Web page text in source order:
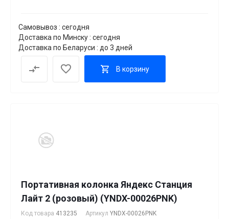
Самовывоз : сегодня
Доставка по Минску : сегодня
Доставка по Беларуси : до 3 дней
В корзину
Портативная колонка Яндекс Станция
Лайт 2 (розовый) (YNDX-00026PNK)
Код товара 413235 Артикул YNDX-00026PNK